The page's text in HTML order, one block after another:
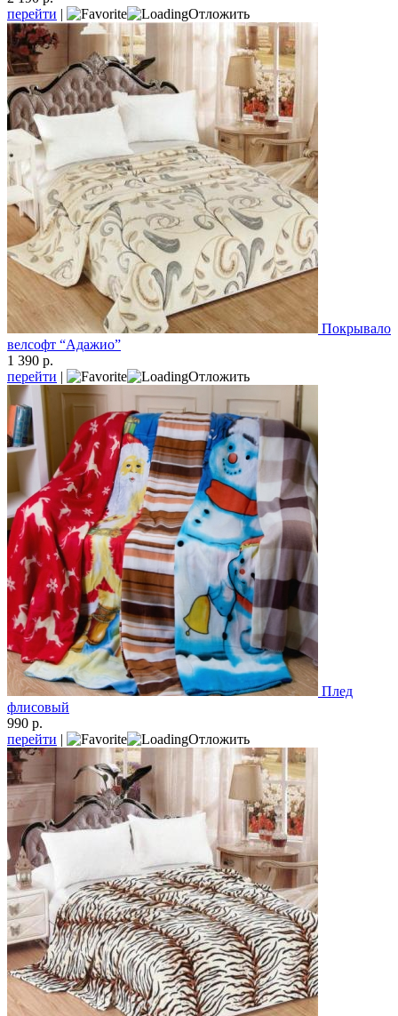
перейти | Отложить
Покрывало
велсофт “Адажио”
1 390 р.
перейти | Отложить
Плед
флисовый
990 р.
перейти | Отложить